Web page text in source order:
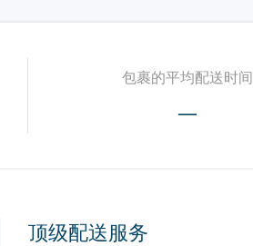
包裹的平均配送时间
—
顶级配送服务